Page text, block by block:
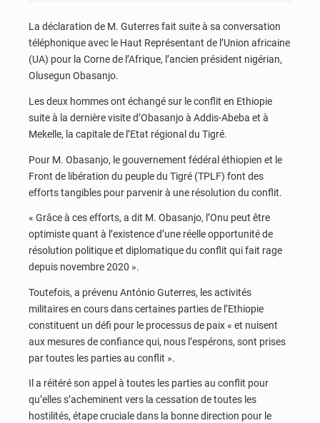
La déclaration de M. Guterres fait suite à sa conversation
téléphonique avec le Haut Représentant de l’Union africaine
(UA) pour la Corne de l’Afrique, l’ancien président nigérian,
Olusegun Obasanjo.
Les deux hommes ont échangé sur le conflit en Ethiopie
suite à la dernière visite d’Obasanjo à Addis-Abeba et à
Mekelle, la capitale de l’Etat régional du Tigré.
Pour M. Obasanjo, le gouvernement fédéral éthiopien et le
Front de libération du peuple du Tigré (TPLF) font des
efforts tangibles pour parvenir à une résolution du conflit.
« Grâce à ces efforts, a dit M. Obasanjo, l’Onu peut être
optimiste quant à l’existence d’une réelle opportunité de
résolution politique et diplomatique du conflit qui fait rage
depuis novembre 2020 ».
Toutefois, a prévenu António Guterres, les activités
militaires en cours dans certaines parties de l’Ethiopie
constituent un défi pour le processus de paix « et nuisent
aux mesures de confiance qui, nous l’espérons, sont prises
par toutes les parties au conflit ».
Il a réitéré son appel à toutes les parties au conflit pour
qu’elles s’acheminent vers la cessation de toutes les
hostilités, étape cruciale dans la bonne direction pour le